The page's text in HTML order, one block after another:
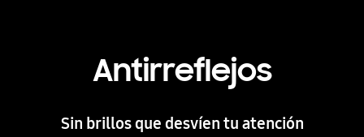
Antirreflejos
Sin brillos que desvíen tu atención